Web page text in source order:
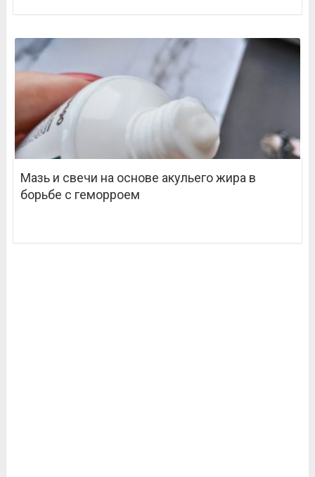
Мазь и свечи на основе акульего жира в
борьбе с геморроем